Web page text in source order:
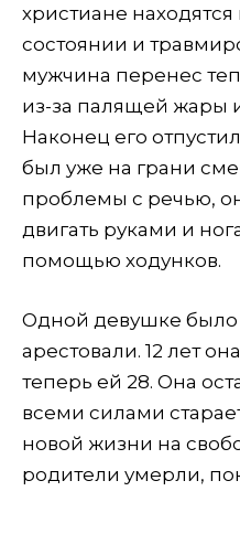
христиане
состоянии и
мужчина перенес
из-за палящей жары
Наконец его
был уже на грани
проблемы с речью,
двигать руками и
помощью ходунков.
Одной девушке было
арестовали. 12 лет
теперь ей 28. Она
всеми силами
новой жизни на
родители умерли,